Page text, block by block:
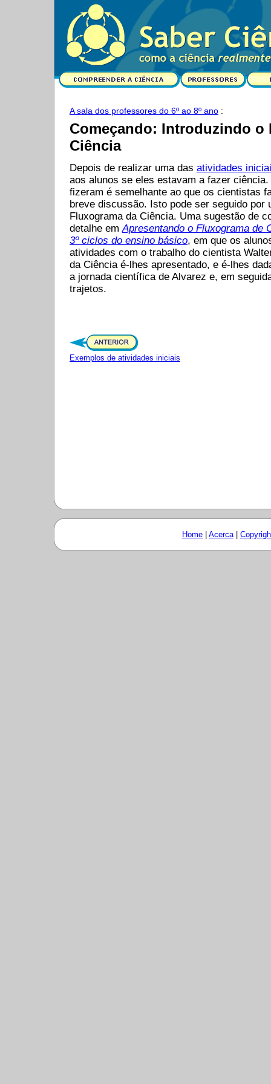
A sala dos professores do 6º ao 8º ano :
Começando: Introduzindo o
Ciência
Depois de realizar uma das atividades
aos alunos se eles estavam a fazer
fizeram é semelhante ao que os cientistas
breve discussão. Isto pode ser seguido por
Fluxograma da Ciência. Uma sugestão de
detalhe em Apresentando o Fluxograma de
3º ciclos do ensino básico, em que os
atividades com o trabalho do cientista
da Ciência é-lhes apresentado, e é-lhes
a jornada científica de Alvarez e, em
trajetos.
Exemplos de atividades iniciais
Home Acerca|